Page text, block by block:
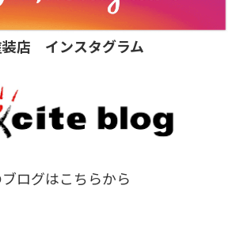
装店 インスタグラム
ログはこちらから